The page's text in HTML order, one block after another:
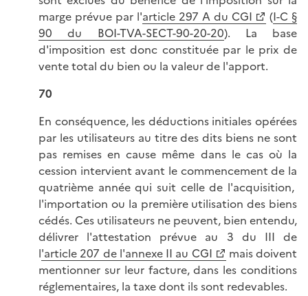
marge prévue par l'article 297 A du CGI (I-C §
90 du BOI-TVA-SECT-90-20-20). La base
d'imposition est donc constituée par le prix de
vente total du bien ou la valeur de l'apport.
70
En conséquence, les déductions initiales opérées
par les utilisateurs au titre des dits biens ne sont
pas remises en cause même dans le cas où la
cession intervient avant le commencement de la
quatrième année qui suit celle de l'acquisition,
l'importation ou la première utilisation des biens
cédés. Ces utilisateurs ne peuvent, bien entendu,
délivrer l'attestation prévue au 3 du III de
l'article 207 de l'annexe II au CGI
mais doivent
mentionner sur leur facture, dans les conditions
réglementaires, la taxe dont ils sont redevables.